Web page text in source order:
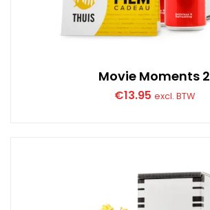
Movie Moments 2
€13.95 excl. BTW